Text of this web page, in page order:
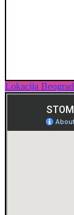
Lokacija Beograd